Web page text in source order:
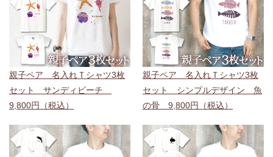
親子ペア 名入れＴシャツ3枚
セット サンディビーチ
9,800円（税込）
親子ペア 名入れＴシャツ3枚
セット シンプルデザイン 魚
の骨 9,800円（税込）